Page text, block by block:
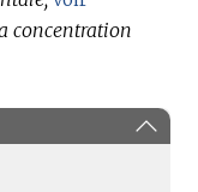
concentration